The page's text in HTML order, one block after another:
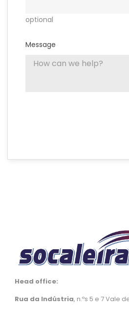
optional
Message
Head office:
Rua da Indústria, n.ºs 5 e 7 Vale